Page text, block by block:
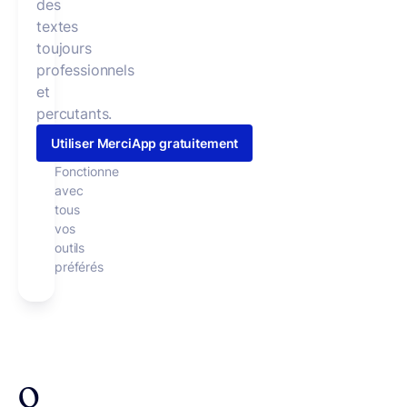
des
textes
toujours
professionnels
et
percutants.
Utiliser MerciApp gratuitement
Fonctionne
avec
tous
vos
outils
préférés
Q